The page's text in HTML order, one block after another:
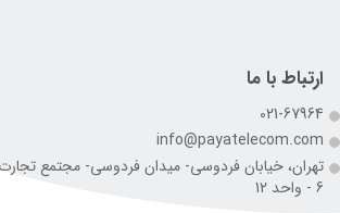
ارتباط با ما
021-67964
info@payatelecom.com
تهران، خیابان فردوسی- میدان فردوسی- مجتمع
6 - واحد 12